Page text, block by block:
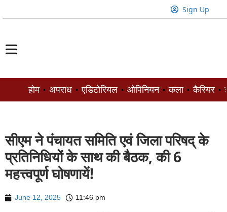
Sign Up
होम अपराध एडिटोरियल ओपिनियन कला कैरियर
सीएम ने पंचायत समिति एवं जिला परिषद् के
प्रतिनिधियों के साथ की बैठक, की 6
महत्त्वपूर्ण घोषणायें!
June 12, 2025 11:46 pm